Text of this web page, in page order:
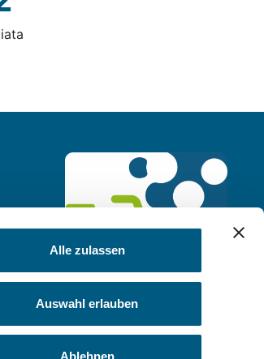
Alle zulassen
Auswahl erlauben
Ablehnen